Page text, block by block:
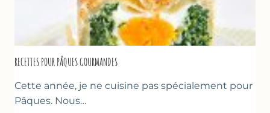
RECETTES POUR PÂQUES GOURMANDES
Cette année, je ne cuisine pas spécialement pour
Pâques. Nous…